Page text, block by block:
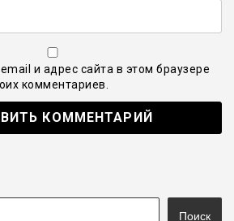
и адрес сайта в этом браузере
комментариев.
Поиск